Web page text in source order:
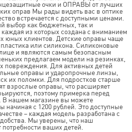
очки и ОПРАВЫ от лучших
оправ Мы рады видеть вас в оптике
встречается с доступными ценами.
выбор как бюджетных, так и
из которых создана с вниманием
юных клиентов. Детские оправы чаще
или силикона. Силиконовые
и являются самым безопасным
предлагаем модели на резинках,
повреждения. Для активных детей
оправы и ударопрочные линзы,
их поломки. Для подростков старше
взрослые оправы, что расширяет
поэтому примерка перед
В нашем магазине вы можете
начиная с 1200 рублей. Это доступные
– каждая модель разработана с
Мы уверены, что наш
ваших детей.